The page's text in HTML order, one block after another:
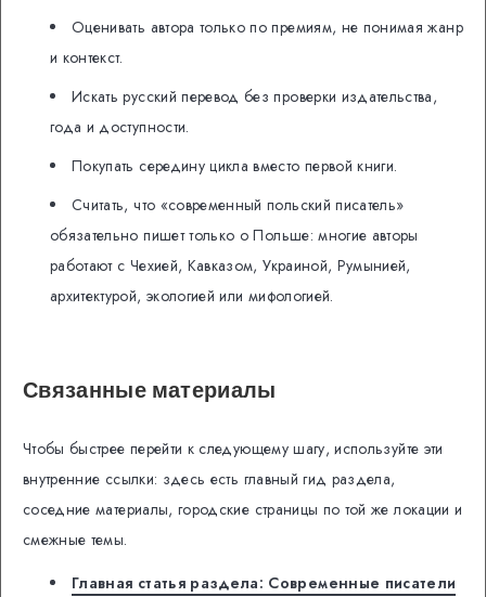
Оценивать автора только по премиям, не понимая жанр
и контекст.
Искать русский перевод без проверки издательства,
года и доступности.
Покупать середину цикла вместо первой книги.
Считать, что «современный польский писатель»
обязательно пишет только о Польше: многие авторы
работают с Чехией, Кавказом, Украиной, Румынией,
архитектурой, экологией или мифологией.
Связанные материалы
Чтобы быстрее перейти к следующему шагу, используйте эти
внутренние ссылки: здесь есть главный гид раздела,
соседние материалы, городские страницы по той же локации и
смежные темы.
Главная статья раздела: Современные писатели